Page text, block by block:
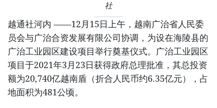
社
越通社河内 ——12月15日上午，越南广治省人民委
员会与广治合资发展有限公司协调，为设在海陵县的
广治工业园区建设项目举行奠基仪式。广治工业园区
项目于2021年3月23日获得政府总理批准，其总投资
额为20,740亿越南盾（折合人民币约6.35亿元），占
地面积为481公顷。